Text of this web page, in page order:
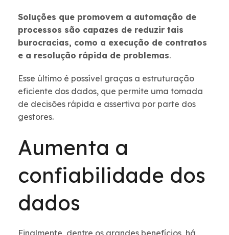
Soluções que promovem a automação de
processos são capazes de reduzir tais
burocracias, como a execução de contratos
e a resolução rápida de problemas.
Esse último é possível graças a estruturação
eficiente dos dados, que permite uma tomada
de decisões rápida e assertiva por parte dos
gestores.
Aumenta a
confiabilidade dos
dados